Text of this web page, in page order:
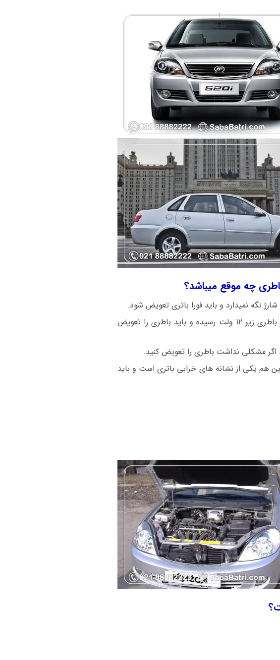
اگر ماشین لیفان 520 با استارت سنگین روشن میشود باطری ضعیف شده و ولتاژ باطری زیر ۱۲ ولت رسیده و باید باطری را تعویض
اگر مشکلی نداشت باطری را تعویض کنید.
هم یکی از نشانه های خرابی باتری است و باید